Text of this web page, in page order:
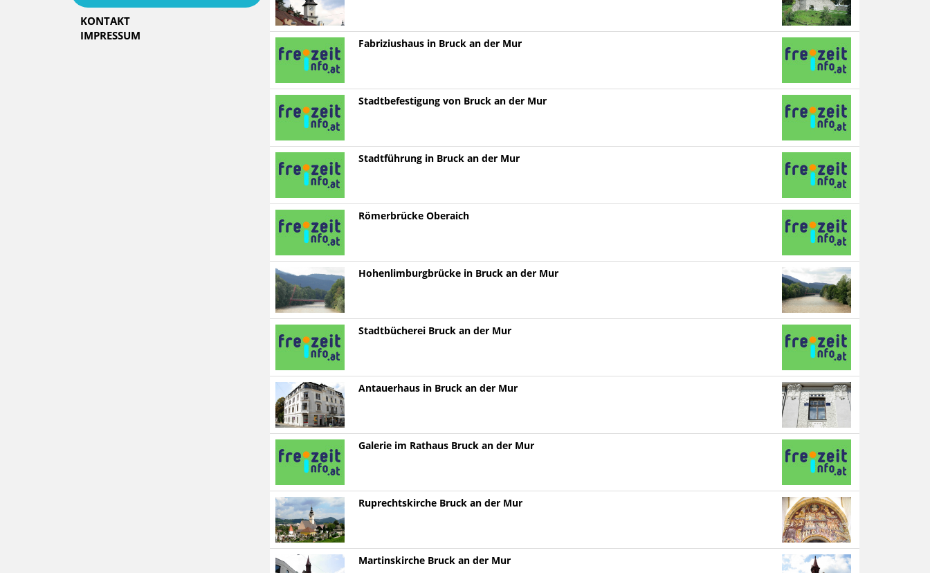
KONTAKT
IMPRESSUM
Fabriziushaus in Bruck an der Mur
Stadtbefestigung von Bruck an der Mur
Stadtführung in Bruck an der Mur
Römerbrücke Oberaich
Hohenlimburgbrücke in Bruck an der Mur
Stadtbücherei Bruck an der Mur
Antauerhaus in Bruck an der Mur
Galerie im Rathaus Bruck an der Mur
Ruprechtskirche Bruck an der Mur
Martinskirche Bruck an der Mur